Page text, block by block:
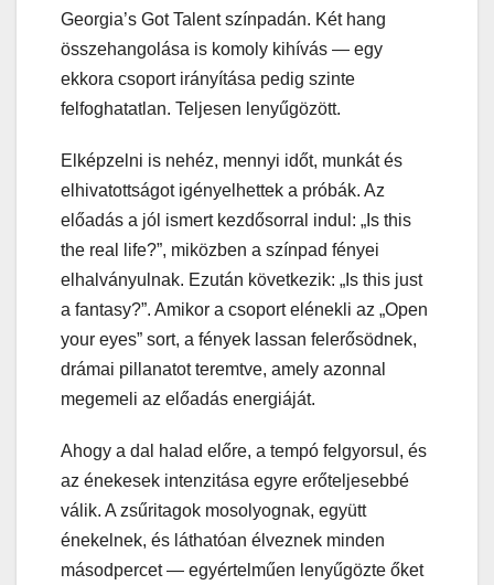
Georgia’s Got Talent színpadán. Két hang
összehangolása is komoly kihívás — egy
ekkora csoport irányítása pedig szinte
felfoghatatlan. Teljesen lenyűgözött.
Elképzelni is nehéz, mennyi időt, munkát és
elhivatottságot igényelhettek a próbák. Az
előadás a jól ismert kezdősorral indul: „Is this
the real life?”, miközben a színpad fényei
elhalványulnak. Ezután következik: „Is this just
a fantasy?”. Amikor a csoport elénekli az „Open
your eyes” sort, a fények lassan felerősödnek,
drámai pillanatot teremtve, amely azonnal
megemeli az előadás energiáját.
Ahogy a dal halad előre, a tempó felgyorsul, és
az énekesek intenzitása egyre erőteljesebbé
válik. A zsűritagok mosolyognak, együtt
énekelnek, és láthatóan élveznek minden
másodpercet — egyértelműen lenyűgözte őket